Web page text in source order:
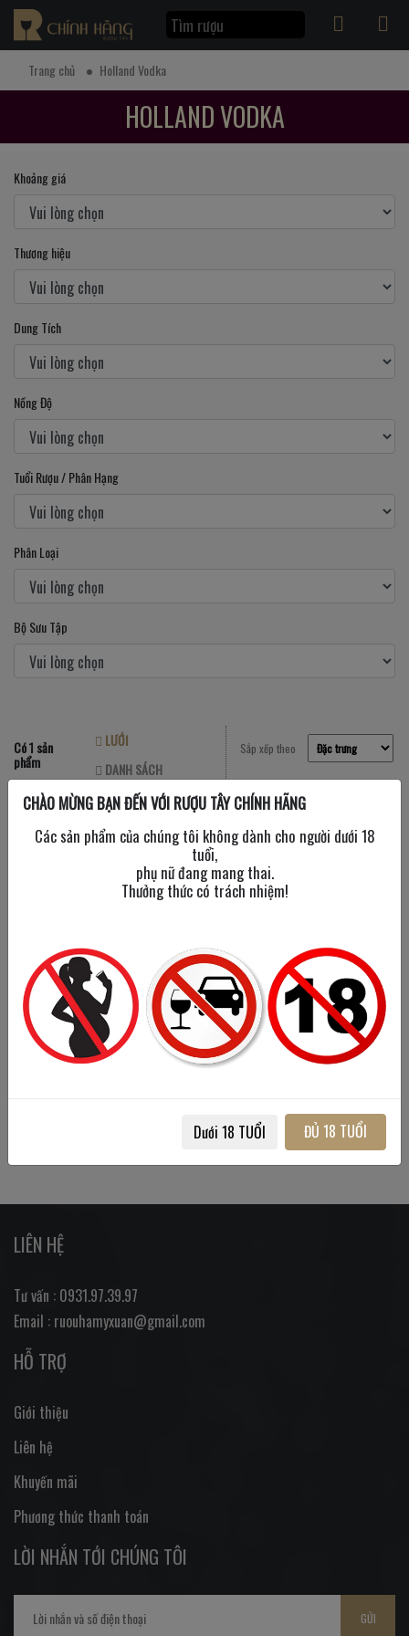
Trang chủ Holland Vodka
HOLLAND VODKA
Khoảng giá
Thương hiệu
Dung Tích
Nồng Độ
Tuổi Rượu / Phân Hạng
Phân Loại
Bộ Sưu Tập
Có 1 sản
phẩm
LƯỚI
DANH SÁCH
Sắp xếp theo
Vodka Holland
750 ml/ 40%
LIÊN HỆ
Tư vấn : 0931.97.39.97
Email : ruouhamyxuan@gmail.com
HỖ TRỢ
Giới thiệu
Liên hệ
Khuyến mãi
Phương thức thanh toán
LỜI NHẮN TỚI CHÚNG TÔI
GỬI
CHÀO MỪNG BẠN ĐẾN VỚI RƯỢU TÂY CHÍNH HÃNG
Các sản phẩm của chúng tôi không dành cho người dưới 18
tuổi,
phụ nữ đang mang thai.
Thưởng thức có trách nhiệm!
Dưới 18 TUỔI ĐỦ 18 TUỔI